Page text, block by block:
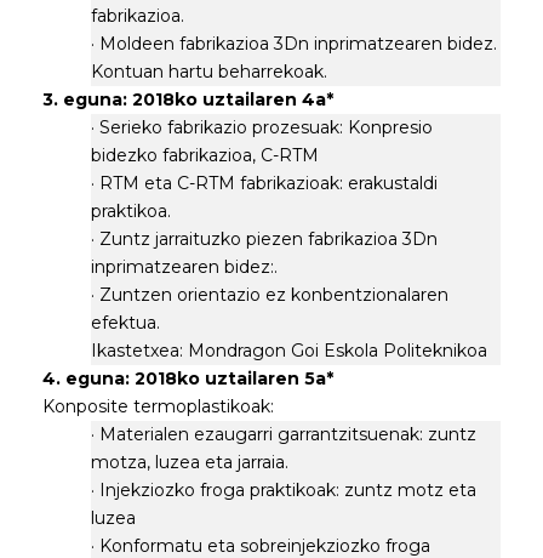
fabrikazioa.
· Moldeen fabrikazioa 3Dn inprimatzearen bidez.
Kontuan hartu beharrekoak.
3. eguna: 2018ko uztailaren 4a*
· Serieko fabrikazio prozesuak: Konpresio
bidezko fabrikazioa, C-RTM
· RTM eta C-RTM fabrikazioak: erakustaldi
praktikoa.
· Zuntz jarraituzko piezen fabrikazioa 3Dn
inprimatzearen bidez:.
· Zuntzen orientazio ez konbentzionalaren
efektua.
Ikastetxea: Mondragon Goi Eskola Politeknikoa
4. eguna: 2018ko uztailaren 5a*
Konposite termoplastikoak:
· Materialen ezaugarri garrantzitsuenak: zuntz
motza, luzea eta jarraia.
· Injekziozko froga praktikoak: zuntz motz eta
luzea
· Konformatu eta sobreinjekziozko froga